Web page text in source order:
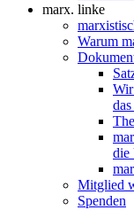
marx. linke
Warum
die
Mitglied
Spenden